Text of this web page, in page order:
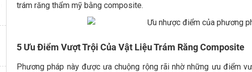
trám răng thẩm mỹ bằng composite.
5 Ưu Điểm Vượt Trội Của Vật Liệu Trám Răng Composite
Phương pháp này được ưa chuộng rộng rãi nhờ những ưu điểm